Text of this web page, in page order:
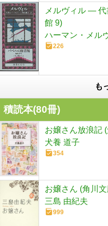
メルヴィル ―
館 9)
ハーマン・メル
226
も
積読本(80冊)
お嬢さん放浪記
犬養 道子
354
お嬢さん (角川
三島 由紀夫
999